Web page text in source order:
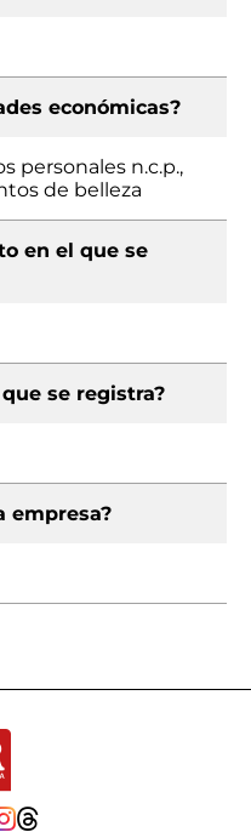
económicas?
personales n.c.p.,
de belleza
en el que se
se registra?
empresa?